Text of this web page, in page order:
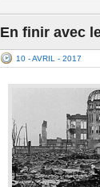
En finir avec
10 - AVRIL - 2017